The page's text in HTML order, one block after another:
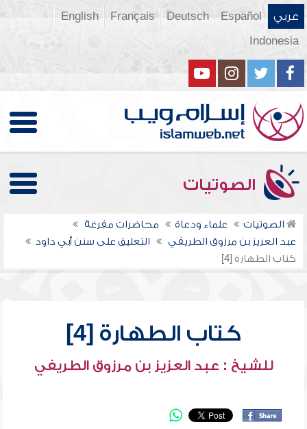
عربي Español
Deutsch
Français
English
Indonesia
الصوتيات
الصوتيات علماء ودعاة
محاضرات مفرغة
عبد العزيز بن مرزوق الطريفي
التعليق على سنن أبي داود
كتاب الطهارة [4]
كتاب الطهارة [4]
للشيخ : عبد العزيز بن مرزوق الطريفي